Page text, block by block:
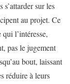
sur les
au projet. Ce
l’intéresse,
pas le jugement
bout, laissant
réduire à leurs